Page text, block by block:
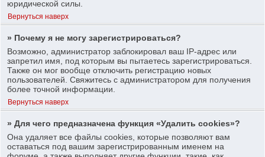
юридической силы.
Вернуться наверх
» Почему я не могу зарегистрироваться?
Возможно, администратор заблокировал ваш IP-адрес или
запретил имя, под которым вы пытаетесь зарегистрироваться.
Также он мог вообще отключить регистрацию новых
пользователей. Свяжитесь с администратором для получения
более точной информации.
Вернуться наверх
» Для чего предназначена функция «Удалить cookies»?
Она удаляет все файлы cookies, которые позволяют вам
оставаться под вашим зарегистрированным именем на